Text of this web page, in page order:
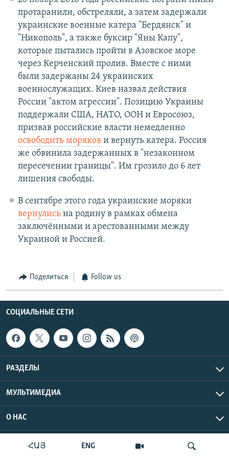
ՀԱՅ ENG
протаранили, обстреляли, а затем задержали
украинские военные катера "Бердянск" и
"Никополь", а также буксир "Яны Капу",
которые пытались пройти в Азовское море
через Керченский пролив. Вместе с ними
были задержаны 24 украинских
военнослужащих. Киев назвал действия
России "актом агрессии". Позицию Украины
поддержали США, НАТО, ООН и Евросоюз,
призвав российские власти немедленно
освободить моряков и вернуть катера. Россия
же обвинила задержанных в "незаконном
пересечении границы". Им грозило до 6 лет
лишения свободы.
В сентябре этого года украинские моряки
вернулисьна родину в рамках обмена
заключёнными и арестованными между
Украиной и Россией.
Поделиться Follow us
СОЦИАЛЬНЫЕ СЕТИ
РАЗДЕЛЫ
МУЛЬТИМЕДИА
О НАС
Радио Азатутюн © 2026 RFE/RL, Inc. Все права защищены.